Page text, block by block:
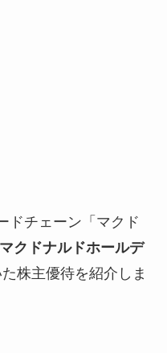
ドチェーン「マクド
クドナルドホールデ
株主優待を紹介しま